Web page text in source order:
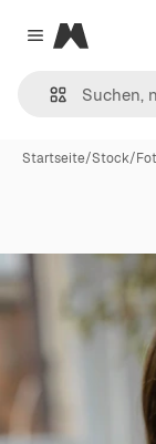
Close menu
Magnific
Startseite/Stock/